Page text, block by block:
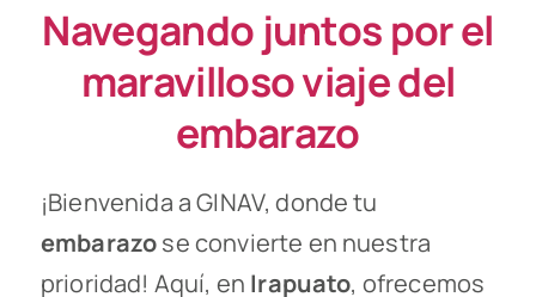
Navegando juntos por el
maravilloso viaje del
embarazo
¡Bienvenida a GINAV, donde tu
embarazose convierte en nuestra
prioridad! Aquí, en Irapuato, ofrecemos